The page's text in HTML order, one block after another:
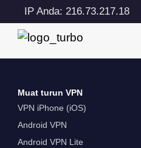
IP Anda: 216.73.217.18
Muat turun VPN
VPN iPhone (iOS)
Android VPN
Android VPN Lite